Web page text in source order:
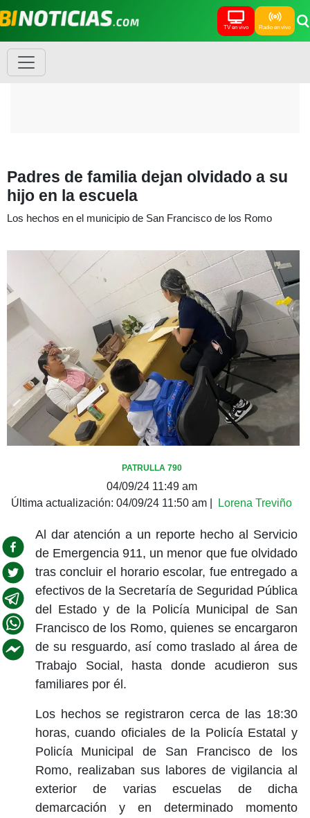
TV en vivo Radio en vivo
Padres de familia dejan olvidado a su
hijo en la escuela
Los hechos en el municipio de San Francisco de los Romo
PATRULLA 790
04/09/24 11:49 am
Última actualización: 04/09/24 11:50 am Lorena Treviño
Al dar atención a un reporte hecho al Servicio
de Emergencia 911, un menor que fue olvidado
tras concluir el horario escolar, fue entregado a
efectivos de la Secretaría de Seguridad Pública
del Estado y de la Policía Municipal de San
Francisco de los Romo, quienes se encargaron
de su resguardo, así como traslado al área de
Trabajo Social, hasta donde acudieron sus
familiares por él.
Los hechos se registraron cerca de las 18:30
horas, cuando oficiales de la Policía Estatal y
Policía Municipal de San Francisco de los
Romo, realizaban sus labores de vigilancia al
exterior de varias escuelas de dicha
demarcación y en determinado momento